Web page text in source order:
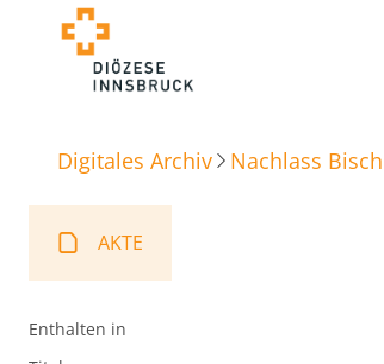
Digitales Archiv Nachlass
AKTE
Enthalten in